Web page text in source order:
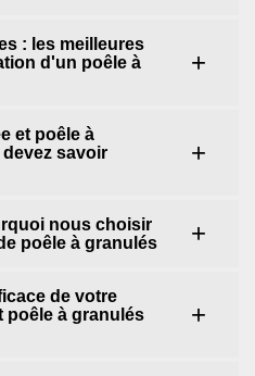
: les meilleures
d'un poêle à
et poêle à
savoir
nous choisir
poêle à granulés
de votre
poêle à granulés